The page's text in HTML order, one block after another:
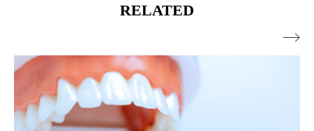
RELATED
